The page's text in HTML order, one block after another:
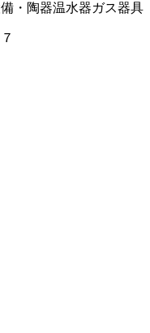
・陶器温水器ガス器具